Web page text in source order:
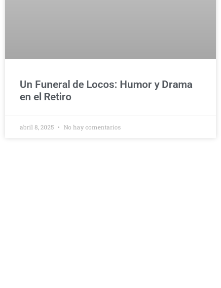
Un Funeral de Locos: Humor y Drama
en el Retiro
abril 8, 2025 No hay comentarios